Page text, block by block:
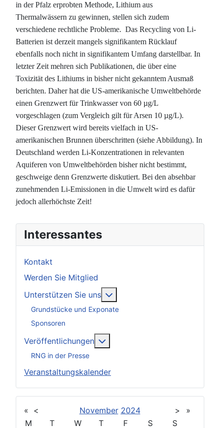
in der Pfalz erprobten Methode, Lithium aus
Thermalwässern zu gewinnen, stellen sich zudem
verschiedene rechtliche Probleme. Das Recycling von Li-
Batterien ist derzeit mangels signifikantem Rücklauf
ebenfalls noch nicht in signifikantem Umfang darstellbar. In
letzter Zeit mehren sich Publikationen, die über eine
Toxizität des Lithiums in bisher nicht gekanntem Ausmaß
berichten. Daher hat die US-amerikanische Umweltbehörde
einen Grenzwert für Trinkwasser von 60 µg/L
vorgeschlagen (zum Vergleich gilt für Arsen 10 µg/L).
Dieser Grenzwert wird bereits vielfach in US-
amerikanischen Brunnen überschritten (siehe Abbildung). In
Deutschland werden Li-Konzentrationen in relevanten
Aquiferen von Umweltbehörden bisher nicht bestimmt,
geschweige denn Grenzwerte diskutiert. Bei den absehbar
zunehmenden Li-Emissionen in die Umwelt wird es dafür
jedoch allerhöchste Zeit!
Interessantes
Kontakt
Werden Sie Mitglied
Unterstützen Sie uns
Grundstücke und Exponate
Sponsoren
Veröffentlichungen
RNG in der Presse
Veranstaltungskalender
« < November 2024 >
»
M
T W T F S
S